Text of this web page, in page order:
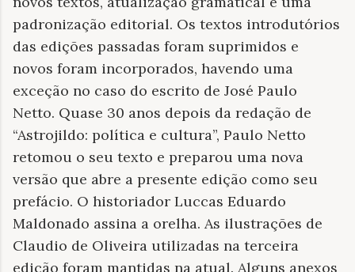
padronização editorial. Os textos introdutórios
das edições passadas foram suprimidos e
novos foram incorporados, havendo uma
exceção no caso do escrito de José Paulo
Netto. Quase 30 anos depois da redação de
“Astrojildo: política e cultura”, Paulo Netto
retomou o seu texto e preparou uma nova
versão que abre a presente edição como seu
prefácio. O historiador Luccas Eduardo
Maldonado assina a orelha. As ilustrações de
Claudio de Oliveira utilizadas na terceira
edição foram mantidas na atual. Alguns anexos